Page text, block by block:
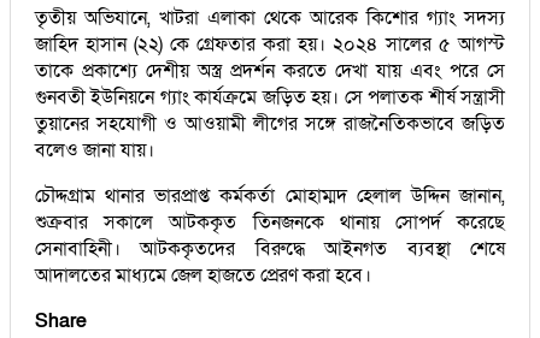
তৃতীয় অভিযানে, খাটরা এলাকা থেকে আরেক কিশোর গ্যাং সদস্য
জাহিদ হাসান (২২) কে গ্রেফতার করা হয়। ২০২৪ সালের ৫ আগস্ট
তাকে প্রকাশ্যে দেশীয় অস্ত্র প্রদর্শন করতে দেখা যায় এবং পরে সে
গুনবতী ইউনিয়নে গ্যাং কার্যক্রমে জড়িত হয়। সে পলাতক শীর্ষ সন্ত্রাসী
তুয়ানের সহযোগী ও আওয়ামী লীগের সঙ্গে রাজনৈতিকভাবে জড়িত
বলেও জানা যায়।
চৌদ্দগ্রাম থানার ভারপ্রাপ্ত কর্মকর্তা মোহাম্মদ হেলাল উদ্দিন জানান,
শুক্রবার সকালে আটককৃত তিনজনকে থানায় সোপর্দ করেছে
সেনাবাহিনী। আটককৃতদের বিরুদ্ধে আইনগত ব্যবস্থা শেষে
আদালতের মাধ্যমে জেল হাজতে প্রেরণ করা হবে।
Share